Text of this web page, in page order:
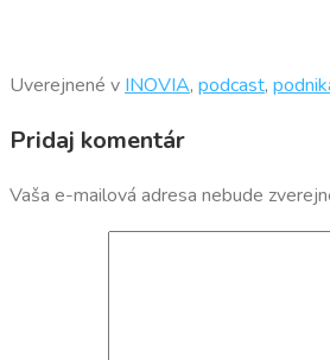
Uverejnené v INOVIA, podcast,
Pridaj komentár
Vaša e-mailová adresa nebude